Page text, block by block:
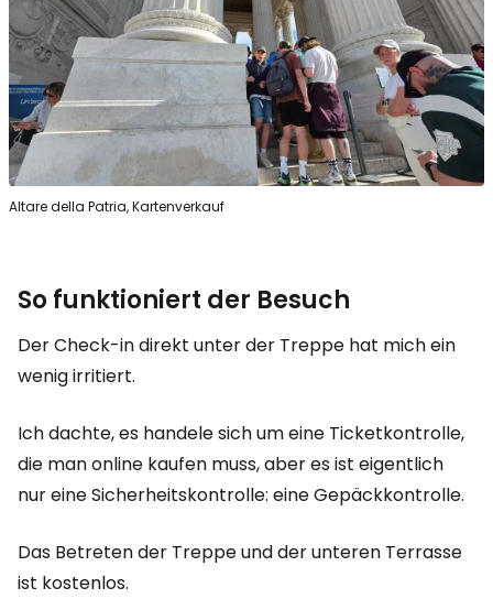
Altare della Patria, Kartenverkauf
So funktioniert der Besuch
Der Check-in direkt unter der Treppe hat mich ein
wenig irritiert.
Ich dachte, es handele sich um eine Ticketkontrolle,
die man online kaufen muss, aber es ist eigentlich
nur eine Sicherheitskontrolle: eine Gepäckkontrolle.
Das Betreten der Treppe und der unteren Terrasse
ist kostenlos.